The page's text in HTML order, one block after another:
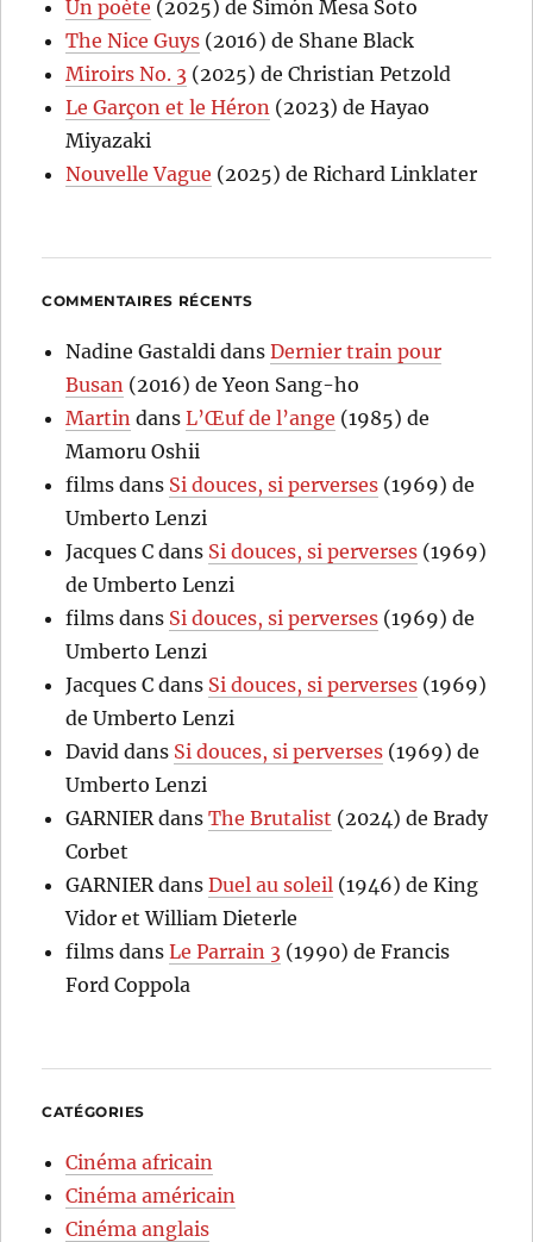
Un poète (2025) de Simón Mesa Soto
The Nice Guys (2016) de Shane Black
Miroirs No. 3 (2025) de Christian Petzold
Le Garçon et le Héron (2023) de Hayao
Miyazaki
Nouvelle Vague (2025) de Richard Linklater
COMMENTAIRES RÉCENTS
Nadine Gastaldi dansDernier train pour
Busan (2016) de Yeon Sang-ho
Martin dansL’Œuf de l’ange (1985) de
Mamoru Oshii
films dans Si douces, si perverses (1969) de
Umberto Lenzi
Jacques C dans Si douces, si perverses (1969)
de Umberto Lenzi
films dans Si douces, si perverses (1969) de
Umberto Lenzi
Jacques C dans Si douces, si perverses (1969)
de Umberto Lenzi
David dans Si douces, si perverses (1969) de
Umberto Lenzi
GARNIER dansThe Brutalist (2024) de Brady
Corbet
GARNIER dansDuel au soleil (1946) de King
Vidor et William Dieterle
films dansLe Parrain 3 (1990) de Francis
Ford Coppola
CATÉGORIES
Cinéma africain
Cinéma américain
Cinéma anglais